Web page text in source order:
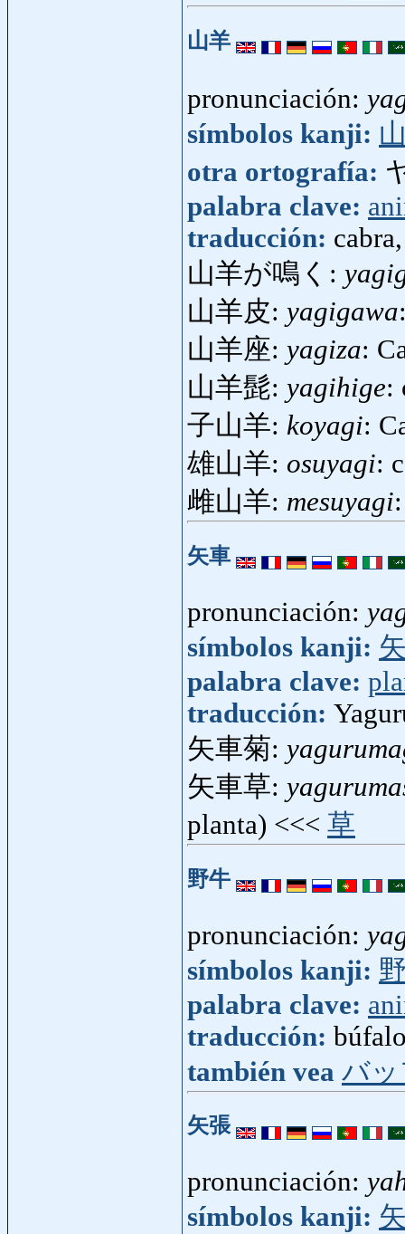
山羊
pronunciación:
símbolos kanji:
otra ortografía:
palabra clave:
traducción:
山羊が鳴く:
山羊皮: yagigawa
山羊座: yagiza:
山羊髭: yagihige:
子山羊: koyagi:
雄山羊: osuyagi:
雌山羊: mesuyagi
矢車
pronunciación:
símbolos kanji:
palabra clave:
traducción:
矢車菊:
矢車草:
planta) <<< 草
野牛
pronunciación:
símbolos kanji:
palabra clave:
traducción:
también vea バ
矢張
pronunciación:
símbolos kanji: